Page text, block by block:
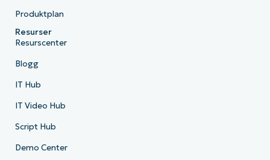
Produktplan
Resurser
Resurscenter
Blogg
IT Hub
IT Video Hub
Script Hub
Demo Center